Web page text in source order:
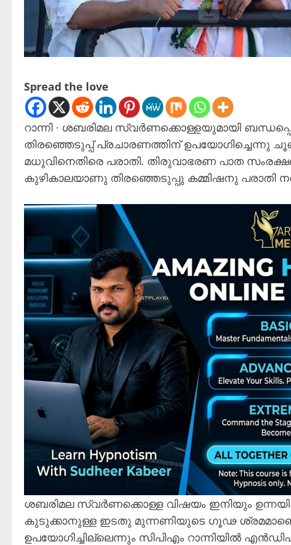
Spread the love
റാന്നി ∙ ശബരിമല സ്വർണക്കൊള്ളയുമായി ബന്ധപ്പെട്ട്
തിരഞ്ഞെടുപ്പ് പ്രചാരണത്തിന് ഉപയോഗിച്ചെന്നു
മധുവിനെതിരെ പരാതി. തിരുവാഭരണ പാത
കുഴികാലയാണു തിരഞ്ഞെടുപ്പു കമ്മിഷനു പരാതി
ശബരിമല സ്വർണക്കൊള്ള വിഷയം ഇനിയും
കുടുക്കാനുള്ള ഇടതു മുന്നണിയുടെ ഗൂഢ
ഉപയോഗിച്ചില്ലെന്നും സിപിഎം റാന്നിയിൽ